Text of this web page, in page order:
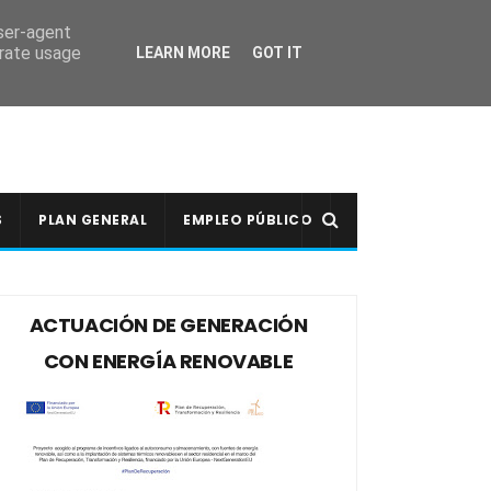
PLAN GENERAL EMPLEO PÚBLICO
ACTUACIÓN DE GENERACIÓN
CON ENERGÍA RENOVABLE
agent
usage
LEARN MORE GOT IT